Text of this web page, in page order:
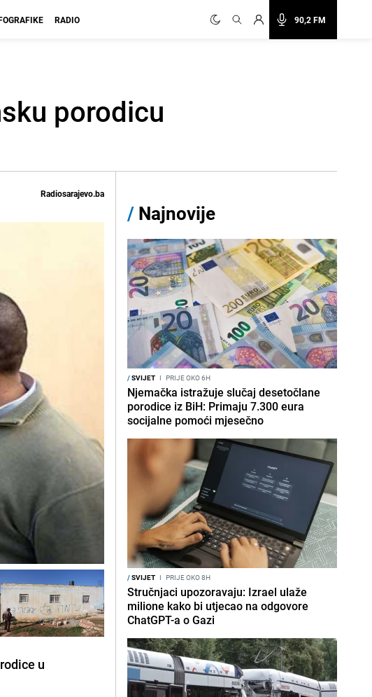
90,2 FM
RADIO
porodicu
Radiosarajevo.ba
u
/ Najnovije
/SVIJET I PRIJE OKO 6H
Njemačka istražuje slučaj desetočlane
porodice iz BiH: Primaju 7.300 eura
socijalne pomoći mjesečno
/SVIJET I PRIJE OKO 8H
Stručnjaci upozoravaju: Izrael ulaže
milione kako bi utjecao na odgovore
ChatGPT-a o Gazi